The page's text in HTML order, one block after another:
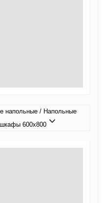
напольные / Напольные
600x800